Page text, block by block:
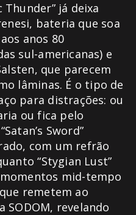
já deixa
bateria que soa
anos 80
sul-americanas) e
que parecem
lâminas. É o tipo de
para distrações: ou
ou fica pelo
Sword”
com um refrão
“Stygian Lust”
mid-tempo
remetem ao
SODOM, revelando